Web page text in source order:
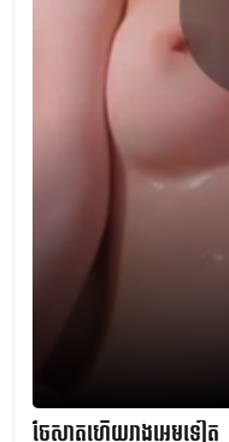
ចែស្អាតហើយរាងអេមទៀត